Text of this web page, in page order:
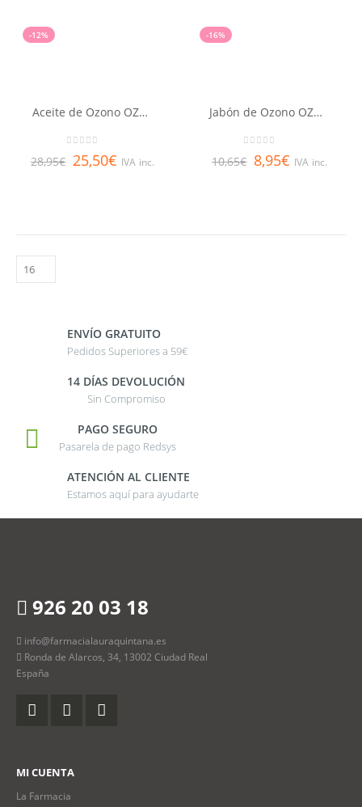
-12%
Aceite de Ozono OZOAQUA 50 ml
28,95€ 25,50€ IVA inc.
-16%
Jabón de Ozono OZOAQUA 100 gr
10,65€ 8,95€ IVA inc.
ENVÍO GRATUITO
Pedidos Superiores a 59€
14 DÍAS DEVOLUCIÓN
Sin Compromiso
PAGO SEGURO
Pasarela de pago Redsys
ATENCIÓN AL CLIENTE
Estamos aquí para ayudarte
926 20 03 18
info@farmacialauraquintana.es
Ronda de Alarcos, 34, 13002 Ciudad Real
España
MI CUENTA
La Farmacia